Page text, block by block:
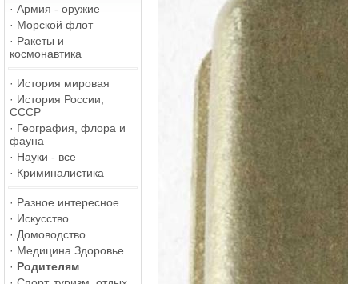
· Армия - оружие
· Морской флот
· Ракеты и
космонавтика
· История мировая
· История России,
СССР
· География, флора и
фауна
· Науки - все
· Криминалистика
· Разное интересное
· Искусство
· Домоводство
· Медицина Здоровье
· Родителям